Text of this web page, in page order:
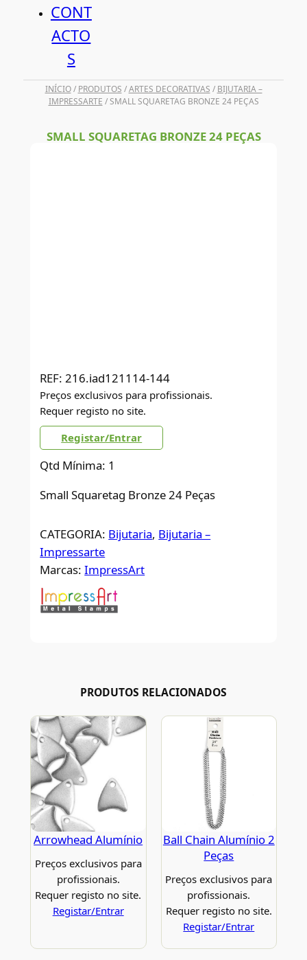
CONT
ACTO
S
INÍCIO/ PRODUTOS /ARTES DECORATIVAS / BIJUTARIA –
IMPRESSARTE / SMALL SQUARETAG BRONZE 24 PEÇAS
SMALL SQUARETAG BRONZE 24 PEÇAS
REF: 216.iad121114-144
Preços exclusivos para profissionais.
Requer registo no site.
Registar/Entrar
Qtd Mínima: 1
Small Squaretag Bronze 24 Peças
CATEGORIA: Bijutaria, Bijutaria –
Impressarte
Marcas:ImpressArt
PRODUTOS RELACIONADOS
Arrowhead Alumínio
Preços exclusivos para
profissionais.
Requer registo no site.
Registar/Entrar
Ball Chain Alumínio 2
Peças
Preços exclusivos para
profissionais.
Requer registo no site.
Registar/Entrar